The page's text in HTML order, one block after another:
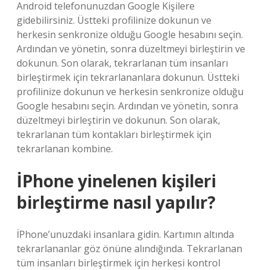
Android telefonunuzdan Google Kişilere
gidebilirsiniz. Üstteki profilinize dokunun ve
herkesin senkronize olduğu Google hesabını seçin.
Ardından ve yönetin, sonra düzeltmeyi birleştirin ve
dokunun. Son olarak, tekrarlanan tüm insanları
birleştirmek için tekrarlananlara dokunun. Üstteki
profilinize dokunun ve herkesin senkronize olduğu
Google hesabını seçin. Ardından ve yönetin, sonra
düzeltmeyi birleştirin ve dokunun. Son olarak,
tekrarlanan tüm kontakları birleştirmek için
tekrarlanan kombine.
İPhone yinelenen kişileri
birleştirme nasıl yapılır?
İPhone’unuzdaki insanlara gidin. Kartımın altında
tekrarlananlar göz önüne alındığında. Tekrarlanan
tüm insanları birleştirmek için herkesi kontrol